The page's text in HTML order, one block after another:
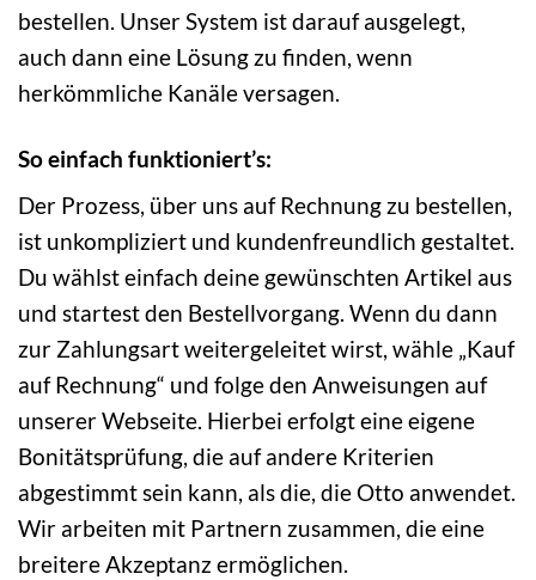
bestellen. Unser System ist darauf ausgelegt,
auch dann eine Lösung zu finden, wenn
herkömmliche Kanäle versagen.
So einfach funktioniert’s:
Der Prozess, über uns auf Rechnung zu bestellen,
ist unkompliziert und kundenfreundlich gestaltet.
Du wählst einfach deine gewünschten Artikel aus
und startest den Bestellvorgang. Wenn du dann
zur Zahlungsart weitergeleitet wirst, wähle „Kauf
auf Rechnung“ und folge den Anweisungen auf
unserer Webseite. Hierbei erfolgt eine eigene
Bonitätsprüfung, die auf andere Kriterien
abgestimmt sein kann, als die, die Otto anwendet.
Wir arbeiten mit Partnern zusammen, die eine
breitere Akzeptanz ermöglichen.